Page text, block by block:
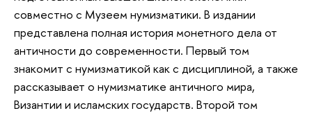
совместно с Музеем нумизматики. В издании
представлена полная история монетного дела от
античности до современности. Первый том
знакомит с нумизматикой как с дисциплиной, а также
рассказывает о нумизматике античного мира,
Византии и исламских государств. Второй том